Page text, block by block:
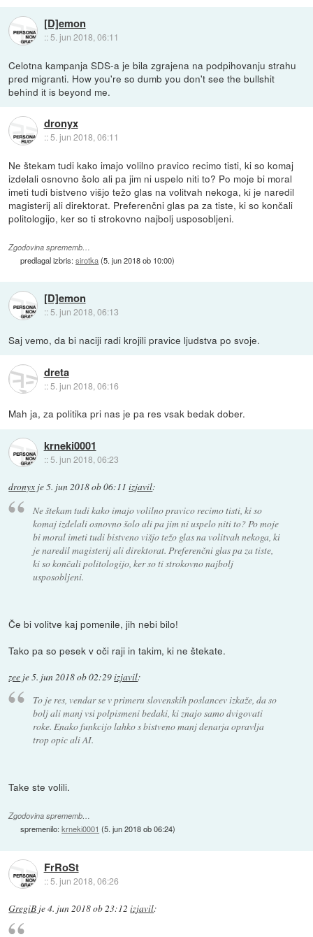
[D]emon
:: 5. jun 2018, 06:11
Celotna kampanja SDS-a je bila zgrajena na podpihovanju strahu
pred migranti. How you're so dumb you don't see the bullshit
behind it is beyond me.
dronyx
::5. jun 2018, 06:11
Ne štekam tudi kako imajo volilno pravico recimo tisti, ki so komaj
izdelali osnovno šolo ali pa jim ni uspelo niti to? Po moje bi moral
imeti tudi bistveno višjo težo glas na volitvah nekoga, ki je naredil
magisterij ali direktorat. Preferenčni glas pa za tiste, ki so končali
politologijo, ker so ti strokovno najbolj usposobljeni.
Zgodovina sprememb…
predlagal izbris:sirotka(5. jun 2018 ob 10:00)
[D]emon
:: 5. jun 2018, 06:13
Saj vemo, da bi naciji radi krojili pravice ljudstva po svoje.
dreta
::5. jun 2018, 06:16
Mah ja, za politika pri nas je pa res vsak bedak dober.
krneki0001
:: 5. jun 2018, 06:23
dronyx je5. jun 2018 ob 06:11 izjavil:
Ne štekam tudi kako imajo volilno pravico recimo tisti, ki so
komaj izdelali osnovno šolo ali pa jim ni uspelo niti to? Po moje
bi moral imeti tudi bistveno višjo težo glas na volitvah nekoga, ki
je naredil magisterij ali direktorat. Preferenčni glas pa za tiste,
ki so končali politologijo, ker so ti strokovno najbolj
usposobljeni.
Če bi volitve kaj pomenile, jih nebi bilo!
Tako pa so pesek v oči raji in takim, ki ne štekate.
zee je5. jun 2018 ob 02:29izjavil:
To je res, vendar se v primeru slovenskih poslancev izkaže, da so
bolj ali manj vsi polpismeni bedaki, ki znajo samo dvigovati
roke. Enako funkcijo lahko s bistveno manj denarja opravlja
trop opic ali AI.
Take ste volili.
Zgodovina sprememb…
spremenilo:krneki0001 (5. jun 2018 ob 06:24)
FrRoSt
::5. jun 2018, 06:26
GregiB je4. jun 2018 ob 23:12 izjavil: